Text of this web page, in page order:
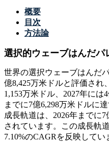
概要
目次
方法論
選択的ウェーブはんだパ
世界の選択ウェーブはんだ
億8,425万米ドルと評価され
1,153万米ドル、2027年には
までに7億6,298万米ドルに
成長軌道は、2026年までに
されています。この成長軌
7.10%のCAGRを反映してい